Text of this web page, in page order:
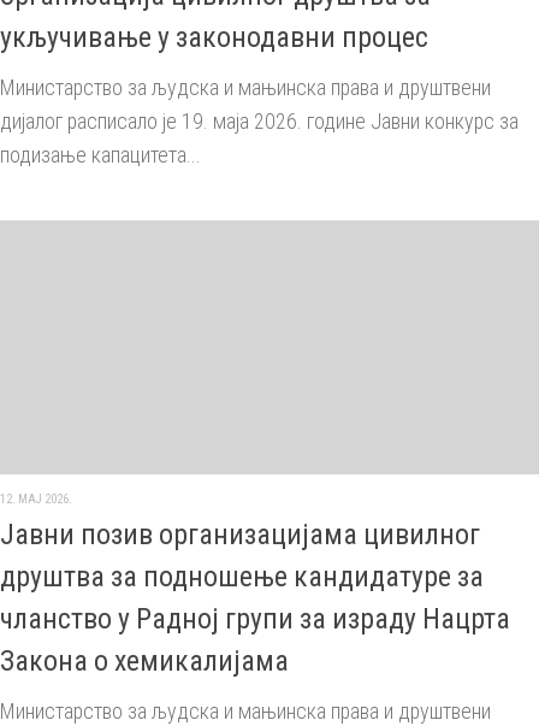
укључивање у законодавни процес
Министарство за људска и мањинска права и друштвени
дијалог расписало је 19. маја 2026. године Јавни конкурс за
подизање капацитета...
12. МАЈ 2026.
Јавни позив организацијама цивилног
друштва за подношење кандидатуре за
чланство у Радној групи за израду Нацрта
Закона о хемикалијама
Министарство за људска и мањинска права и друштвени